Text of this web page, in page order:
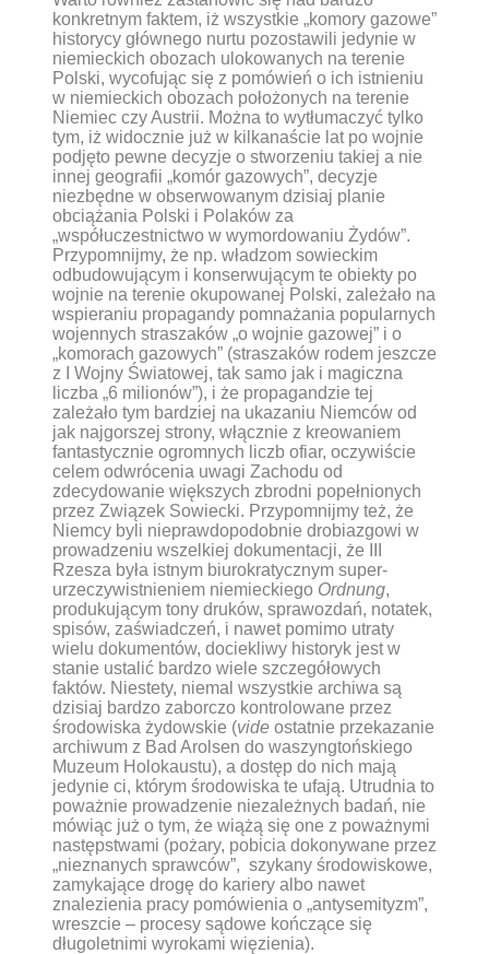
konkretnym faktem, iż wszystkie „komory gazowe”
historycy głównego nurtu pozostawili jedynie w
niemieckich obozach ulokowanych na terenie
Polski, wycofując się z pomówień o ich istnieniu
w niemieckich obozach położonych na terenie
Niemiec czy Austrii. Można to wytłumaczyć tylko
tym, iż widocznie już w kilkanaście lat po wojnie
podjęto pewne decyzje o stworzeniu takiej a nie
innej geografii „komór gazowych”, decyzje
niezbędne w obserwowanym dzisiaj planie
obciążania Polski i Polaków za
„współuczestnictwo w wymordowaniu Żydów”.
Przypomnijmy, że np. władzom sowieckim
odbudowującym i konserwującym te obiekty po
wojnie na terenie okupowanej Polski, zależało na
wspieraniu propagandy pomnażania popularnych
wojennych straszaków „o wojnie gazowej” i o
„komorach gazowych” (straszaków rodem jeszcze
z I Wojny Światowej, tak samo jak i magiczna
liczba „6 milionów”), i że propagandzie tej
zależało tym bardziej na ukazaniu Niemców od
jak najgorszej strony, włącznie z kreowaniem
fantastycznie ogromnych liczb ofiar, oczywiście
celem odwrócenia uwagi Zachodu od
zdecydowanie większych zbrodni popełnionych
przez Związek Sowiecki. Przypomnijmy też, że
Niemcy byli nieprawdopodobnie drobiazgowi w
prowadzeniu wszelkiej dokumentacji, że III
Rzesza była istnym biurokratycznym super-
urzeczywistnieniem niemieckiego Ordnung,
produkującym tony druków, sprawozdań, notatek,
spisów, zaświadczeń, i nawet pomimo utraty
wielu dokumentów, dociekliwy historyk jest w
stanie ustalić bardzo wiele szczegółowych
faktów. Niestety, niemal wszystkie archiwa są
dzisiaj bardzo zaborczo kontrolowane przez
środowiska żydowskie (vide ostatnie przekazanie
archiwum z Bad Arolsen do waszyngtońskiego
Muzeum Holokaustu), a dostęp do nich mają
jedynie ci, którym środowiska te ufają. Utrudnia to
poważnie prowadzenie niezależnych badań, nie
mówiąc już o tym, że wiążą się one z poważnymi
następstwami (pożary, pobicia dokonywane przez
„nieznanych sprawców”, szykany środowiskowe,
zamykające drogę do kariery albo nawet
znalezienia pracy pomówienia o „antysemityzm”,
wreszcie – procesy sądowe kończące się
długoletnimi wyrokami więzienia).